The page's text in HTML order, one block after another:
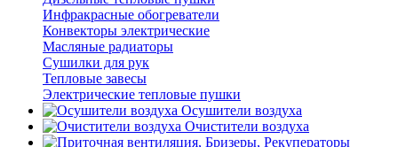
Инфракрасные обогреватели
Конвекторы электрические
Масляные радиаторы
Сушилки для рук
Тепловые завесы
Электрические тепловые пушки
Осушители воздуха
Очистители воздуха